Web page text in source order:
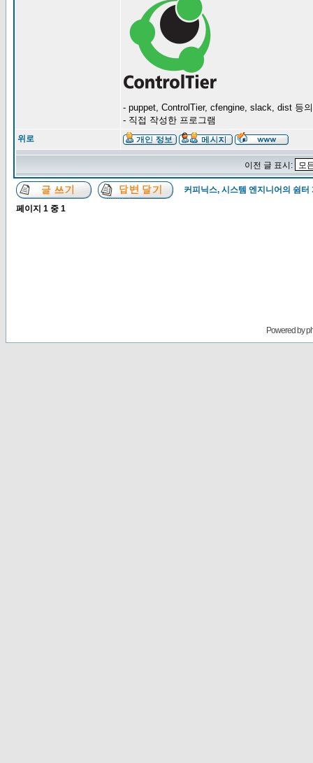
- puppet, ControlTier, cfengine, slack, dist 등
- 직접 작성한 프로그램
위로
이전 글 표시:
커피닉스, 시스템 엔지니어의 쉼터
페이지 1 중 1
Powered by